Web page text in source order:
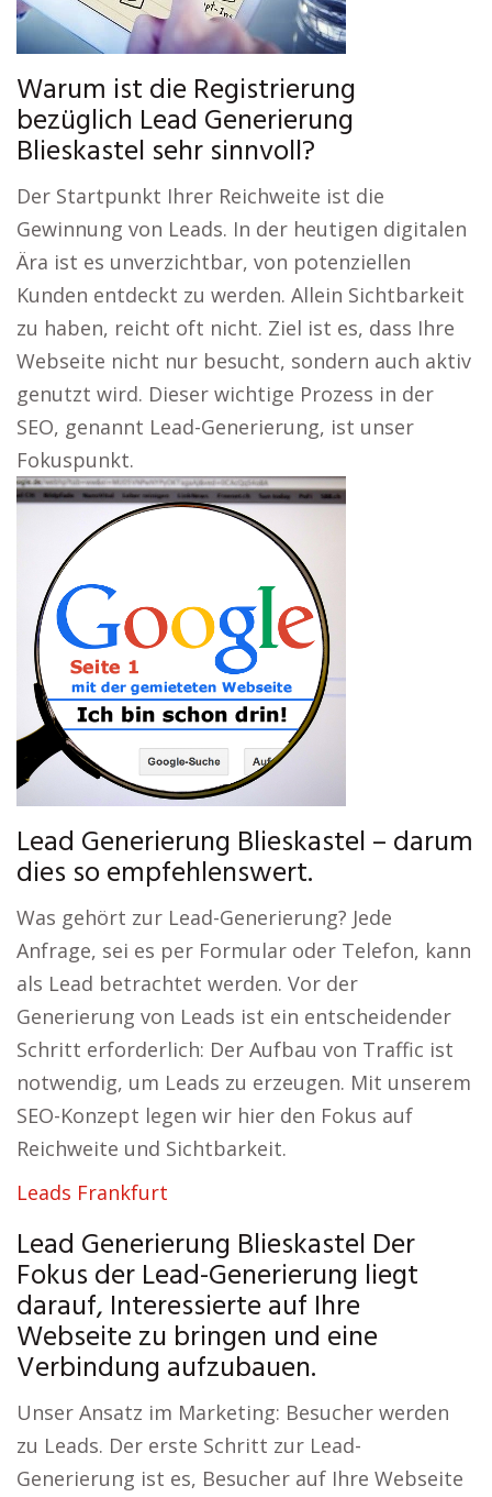
Warum ist die Registrierung
bezüglich Lead Generierung
Blieskastel sehr sinnvoll?
Der Startpunkt Ihrer Reichweite ist die
Gewinnung von Leads. In der heutigen digitalen
Ära ist es unverzichtbar, von potenziellen
Kunden entdeckt zu werden. Allein Sichtbarkeit
zu haben, reicht oft nicht. Ziel ist es, dass Ihre
Webseite nicht nur besucht, sondern auch aktiv
genutzt wird. Dieser wichtige Prozess in der
SEO, genannt Lead-Generierung, ist unser
Fokuspunkt.
Lead Generierung Blieskastel – darum
dies so empfehlenswert.
Was gehört zur Lead-Generierung? Jede
Anfrage, sei es per Formular oder Telefon, kann
als Lead betrachtet werden. Vor der
Generierung von Leads ist ein entscheidender
Schritt erforderlich: Der Aufbau von Traffic ist
notwendig, um Leads zu erzeugen. Mit unserem
SEO-Konzept legen wir hier den Fokus auf
Reichweite und Sichtbarkeit.
Leads Frankfurt
Lead Generierung Blieskastel Der
Fokus der Lead-Generierung liegt
darauf, Interessierte auf Ihre
Webseite zu bringen und eine
Verbindung aufzubauen.
Unser Ansatz im Marketing: Besucher werden
zu Leads. Der erste Schritt zur Lead-
Generierung ist es, Besucher auf Ihre Webseite